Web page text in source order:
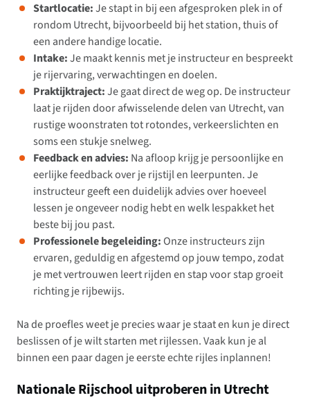
Startlocatie:Je stapt in bij een afgesproken plek in of
rondom Utrecht, bijvoorbeeld bij het station, thuis of
een andere handige locatie.
Intake:Je maakt kennis met je instructeur en bespreekt
je rijervaring, verwachtingen en doelen.
Praktijktraject:Je gaat direct de weg op. De instructeur
laat je rijden door afwisselende delen van Utrecht, van
rustige woonstraten tot rotondes, verkeerslichten en
soms een stukje snelweg.
Feedback en advies: Na afloop krijg je persoonlijke en
eerlijke feedback over je rijstijl en leerpunten. Je
instructeur geeft een duidelijk advies over hoeveel
lessen je ongeveer nodig hebt en welk lespakket het
beste bij jou past.
Professionele begeleiding:Onze instructeurs zijn
ervaren, geduldig en afgestemd op jouw tempo, zodat
je met vertrouwen leert rijden en stap voor stap groeit
richting je rijbewijs.
Na de proefles weet je precies waar je staat en kun je direct
beslissen of je wilt starten met rijlessen. Vaak kun je al
binnen een paar dagen je eerste echte rijles inplannen!
Nationale Rijschool uitproberen in Utrecht